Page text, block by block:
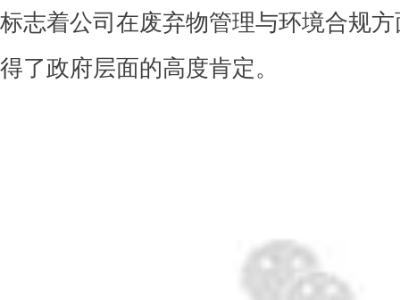
标志着公司在废弃物管理与环境合规
得了政府层面的高度肯定。